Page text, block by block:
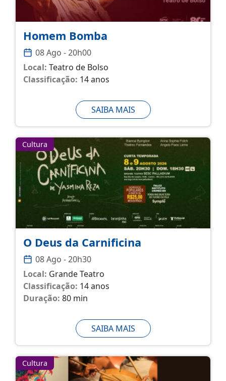
Homem Bomba
08 Ago - 20h00
Local: Teatro de Bolso
Classificação: 14 anos
SAIBA MAIS
Cultura
O Deus da Carnificina
08 Ago - 20h30
Local: Grande Teatro
Classificação: 14 anos
Duração: 80 min
SAIBA MAIS
Cultura